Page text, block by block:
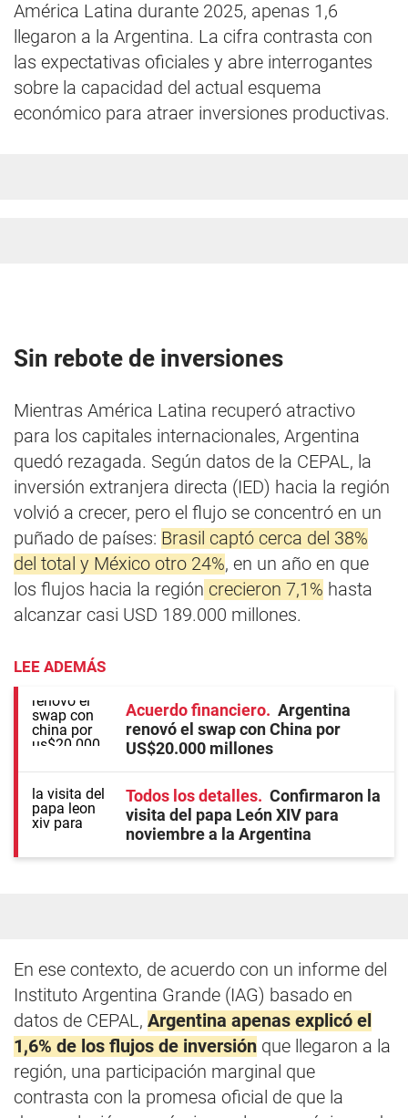
América Latina durante 2025, apenas 1,6
llegaron a la Argentina. La cifra contrasta con
las expectativas oficiales y abre interrogantes
sobre la capacidad del actual esquema
económico para atraer inversiones productivas.
Sin rebote de inversiones
Mientras América Latina recuperó atractivo
para los capitales internacionales, Argentina
quedó rezagada. Según datos de la CEPAL, la
inversión extranjera directa (IED) hacia la región
volvió a crecer, pero el flujo se concentró en un
puñado de países: Brasil captó cerca del 38%
del total y México otro 24%, en un año en que
los flujos hacia la región crecieron 7,1% hasta
alcanzar casi USD 189.000 millones.
LEE ADEMÁS
Acuerdo financiero
Argentina
renovó el swap con China por
US$20.000 millones
Todos los detalles
Confirmaron la
visita del papa León XIV para
noviembre a la Argentina
En ese contexto, de acuerdo con un informe del
Instituto Argentina Grande (IAG) basado en
datos de CEPAL, Argentina apenas explicó el
1,6% de los flujos de inversión que llegaron a la
región, una participación marginal que
contrasta con la promesa oficial de que la